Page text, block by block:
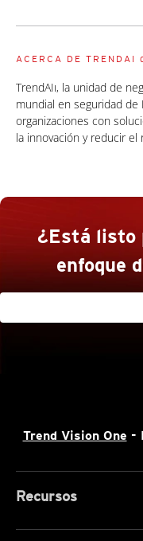
ACERCA DE TRENDAI
TrendAIı, la unidad de
mundial en seguridad de
organizaciones con
la innovación y reducir el
¿Está listo
enfoque
Trend Vision One -
Recursos